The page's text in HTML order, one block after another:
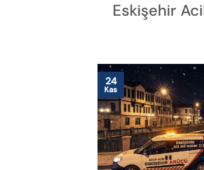
Eskişehir
24
Kas